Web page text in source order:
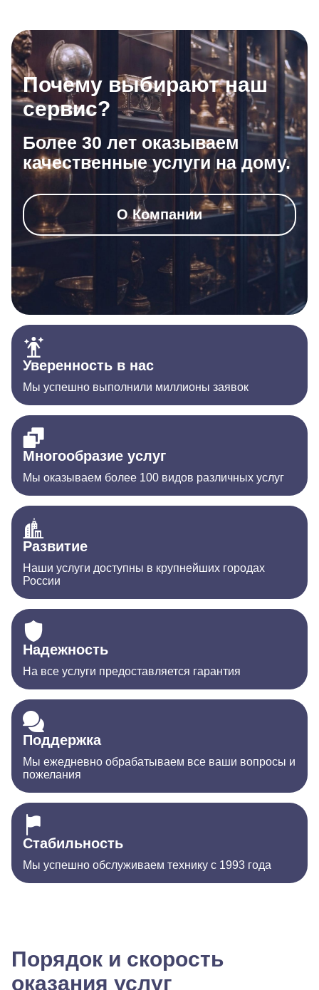
Почему выбирают наш
сервис?
Более 30 лет оказываем
качественные услуги на дому.
О Компании
Уверенность в нас
Мы успешно выполнили миллионы заявок
Многообразие услуг
Мы оказываем более 100 видов различных услуг
Развитие
Наши услуги доступны в крупнейших городах
России
Надежность
На все услуги предоставляется гарантия
Поддержка
Мы ежедневно обрабатываем все ваши вопросы и
пожелания
Стабильность
Мы успешно обслуживаем технику с 1993 года
Порядок и скорость
оказания услуг